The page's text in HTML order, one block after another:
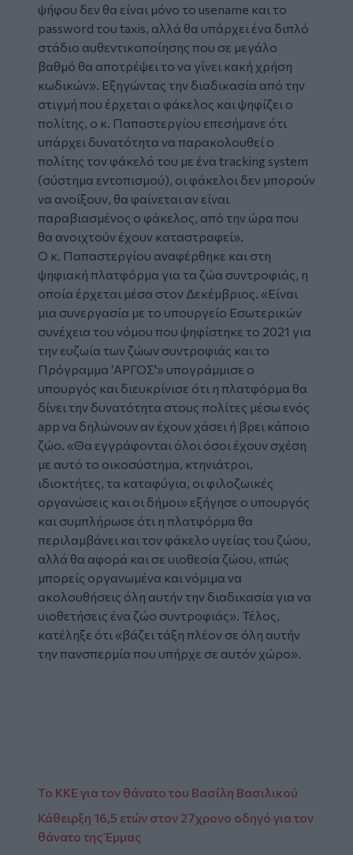
ψήφου δεν θα είναι μόνο το usename και το
password του taxis, αλλά θα υπάρχει ένα διπλό
στάδιο αυθεντικοποίησης που σε μεγάλο
βαθμό θα αποτρέψει το να γίνει κακή χρήση
κωδικών». Εξηγώντας την διαδικασία από την
στιγμή που έρχεται ο φάκελος και ψηφίζει ο
πολίτης, ο κ. Παπαστεργίου επεσήμανε ότι
υπάρχει δυνατότητα να παρακολουθεί ο
πολίτης τον φάκελό του με ένα tracking system
(σύστημα εντοπισμού), οι φάκελοι δεν μπορούν
να ανοίξουν, θα φαίνεται αν είναι
παραβιασμένος ο φάκελος, από την ώρα που
θα ανοιχτούν έχουν καταστραφεί».
Ο κ. Παπαστεργίου αναφέρθηκε και στη
ψηφιακή πλατφόρμα για τα ζώα συντροφιάς, η
οποία έρχεται μέσα στον Δεκέμβριος. «Είναι
μια συνεργασία με το υπουργείο Εσωτερικών
συνέχεια του νόμου που ψηφίστηκε το 2021 για
την ευζωία των ζώων συντροφιάς και το
Πρόγραμμα ‘ΑΡΓΟΣ'» υπογράμμισε ο
υπουργός και διευκρίνισε ότι η πλατφόρμα θα
δίνει την δυνατότητα στους πολίτες μέσω ενός
app να δηλώνουν αν έχουν χάσει ή βρει κάποιο
ζώο. «Θα εγγράφονται όλοι όσοι έχουν σχέση
με αυτό το οικοσύστημα, κτηνιάτροι,
ιδιοκτήτες, τα καταφύγια, οι φιλοζωικές
οργανώσεις και οι δήμοι» εξήγησε ο υπουργός
και συμπλήρωσε ότι η πλατφόρμα θα
περιλαμβάνει και τον φάκελο υγείας του ζώου,
αλλά θα αφορά και σε υιοθεσία ζώου, «πώς
μπορείς οργανωμένα και νόμιμα να
ακολουθήσεις όλη αυτήν την διαδικασία για να
υιοθετήσεις ένα ζώο συντροφιάς». Τέλος,
κατέληξε ότι «βάζει τάξη πλέον σε όλη αυτήν
την πανσπερμία που υπήρχε σε αυτόν χώρο».
Το ΚΚΕ για τον θάνατο του Βασίλη Βασιλικού
Κάθειρξη 16,5 ετών στον 27χρονο οδηγό για τον
θάνατο της Έμμας